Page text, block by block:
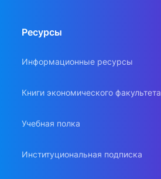
Ресурсы
Информационные ресурсы
Книги экономического факультета
Учебная полка
Институциональная подписка